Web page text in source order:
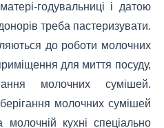
годувальниці і датою
треба пастеризувати.
до роботи молочних
для миття посуду,
молочних сумішей.
молочних сумішей
кухні спеціально